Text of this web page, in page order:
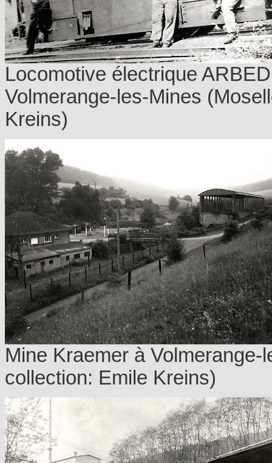
Locomotive électrique
Volmerange-les-Mines
Kreins)
Mine Kraemer à
collection: Emile Kreins)